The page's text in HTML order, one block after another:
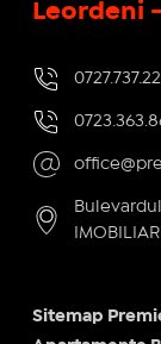
Leordeni
Sitemap